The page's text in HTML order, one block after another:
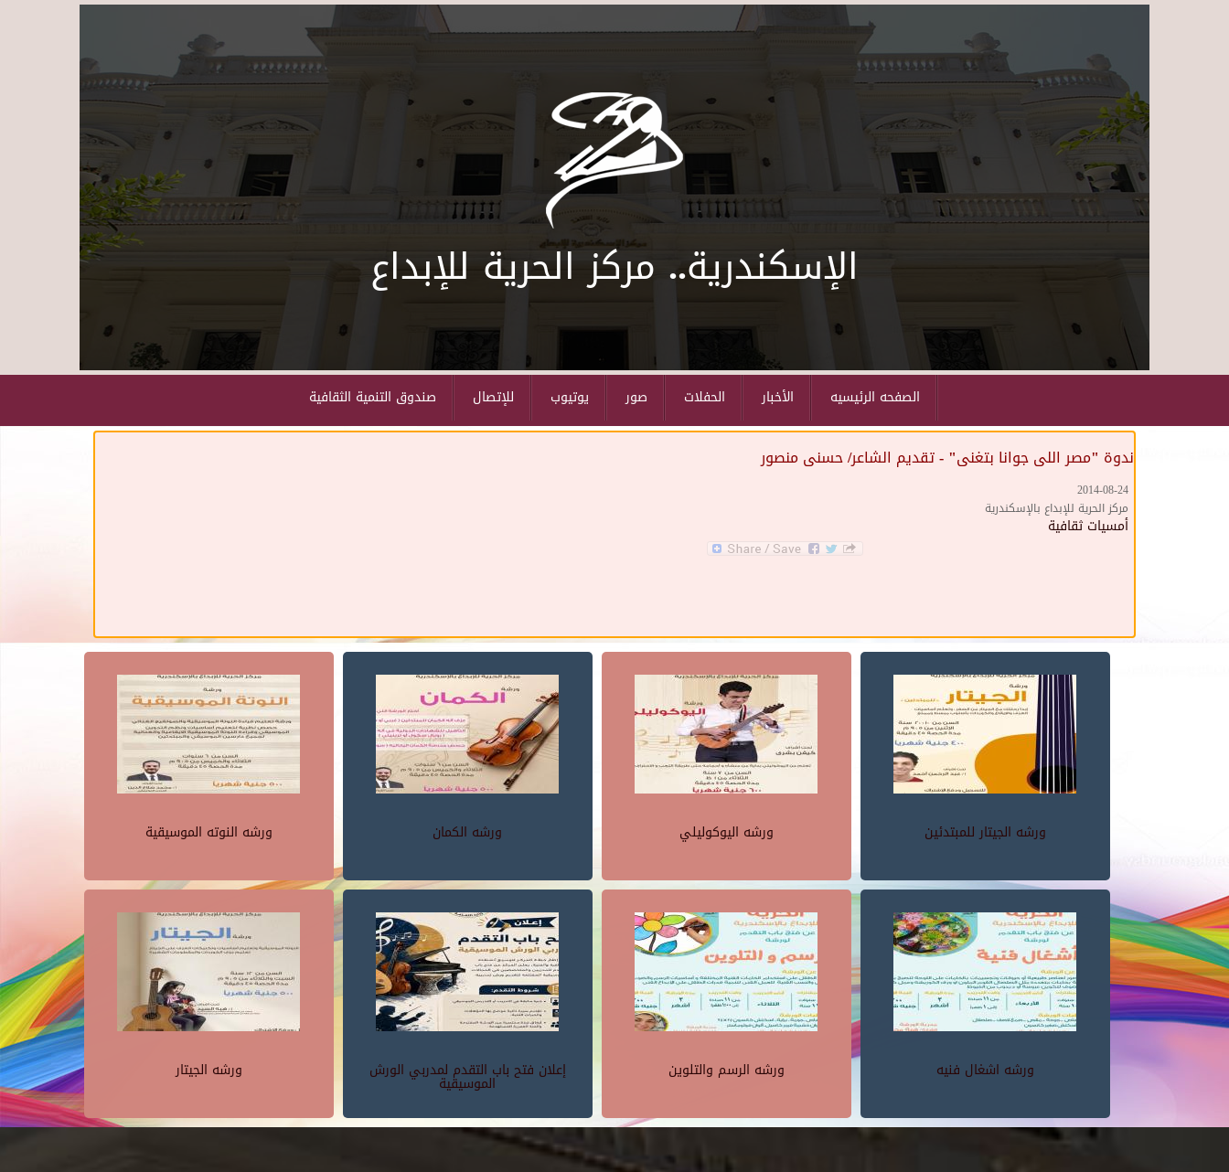
Skip to main content
الإسكندرية.. مركز الحرية للإبداع
صندوق التنمية الثقافية للإتصال يوتيوب صور الحفلات الأخبار الصفحه الرئيسيه
ندوة "مصر اللى جوانا بتغنى" - تقديم الشاعر/ حسنى منصور
2014-08-24
مركز الحرية للإبداع بالإسكندرية
أمسيات ثقافية
ورشه النوته الموسيقية ورشه الكمان ورشه اليوكوليلي ورشه الجيتار للمبتدئين
ورشه الجيتار إعلان فتح باب التقدم لمدربي الورش
الموسيقية
ورشه الرسم والتلوين ورشه اشغال فنيه